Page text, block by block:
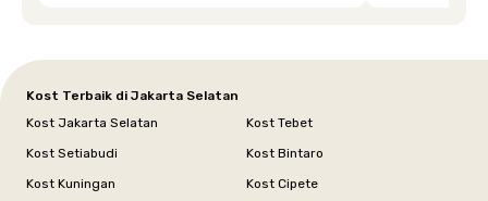
Kost Terbaik di Jakarta Selatan
Kost Jakarta Selatan
Kost Tebet
Kost Setiabudi
Kost Bintaro
Kost Kuningan
Kost Cipete